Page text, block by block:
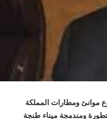
بمجموع موانئ ومطارات المملكة
ومندمجة ميناء طنجة